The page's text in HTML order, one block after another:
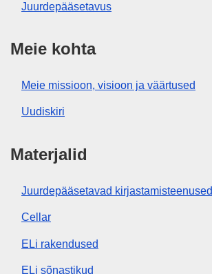
Juurdepääsetavus
Meie kohta
Meie missioon, visioon ja väärtused
Uudiskiri
Materjalid
Juurdepääsetavad kirjastamisteenused
Cellar
ELi rakendused
ELi sõnastikud